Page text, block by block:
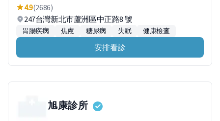
4.9(2686)
247台灣新北市蘆洲區中正路8 號
胃腸疾病 焦慮 糖尿病 失眠 健康檢查
安排看診
旭康診所